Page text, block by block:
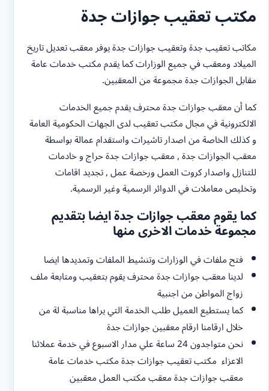
مكتب تعقيب جوازات جدة
مكاتب تعقيب جدة وتعقيب جوازات جدة يوفر معقب تعديل تاريخ
الميلاد ومعقب في جميع الوزارات كما يقدم مكتب خدمات عامة
مقابل الجوازات جدة مجموعة من المعقبين.
كما أن معقب جوازات جدة محترف يقدم جميع الخدمات
الالكترونية في مجال مكتب تعقيب لدى الجهات الحكومية العامة
و كذلك الخاصة من اصدار تاشيرات واستقدام عمالة بواسطة
معقب الجوازات جدة , معقب جوازات جدة حراج و خادمات
للتنازل واصدار كروت العمل ورخصة عمل , تجديد اقامات
وتخليص معاملات في الدوائر الرسمية وغير الرسمية.
كما يقوم معقب جوازات جدة ايضا بتقديم
مجموعة خدمات الاخرى منها
فتح ملفات في الوزارات وتنشيط الملفات وتمديدها ايضا
لدينا معقب جوازات جدة محترف يقوم بتعقيب ومتابعة ملف
زواج المواطن من اجنبية
كما يستطيع العميل طلب الخدمة التي يراها مناسبة لة من
خلال ارقامنا ارقام معقبين جوازات جدة
نحن متواجدون 24 ساعة علي مدار الاسبوع في خدمة عملائنا
الاعزاء مكتب تعقيب جوازات جدة مكتب خدمات عامة
معقب جوازات جدة معقب مكتب العمل معقبين